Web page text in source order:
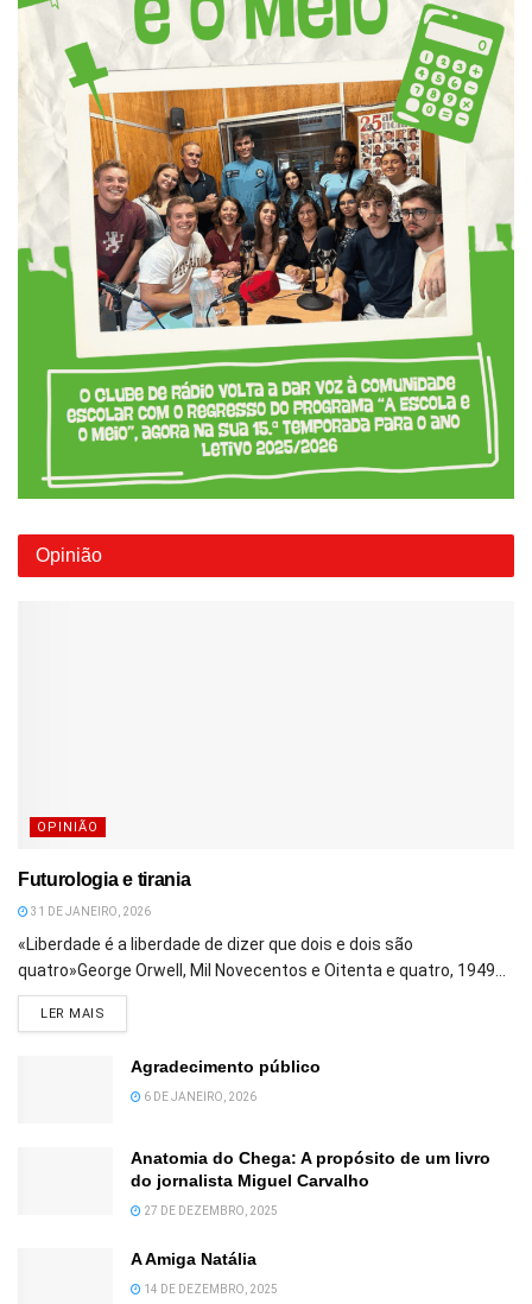
Opinião
OPINIÃO
Futurologia e tirania
31 DE JANEIRO, 2026
«Liberdade é a liberdade de dizer que dois e dois são
quatro»George Orwell, Mil Novecentos e Oitenta e quatro, 1949...
LER MAIS
Agradecimento público
6 DE JANEIRO, 2026
Anatomia do Chega: A propósito de um livro
do jornalista Miguel Carvalho
27 DE DEZEMBRO, 2025
A Amiga Natália
14 DE DEZEMBRO, 2025